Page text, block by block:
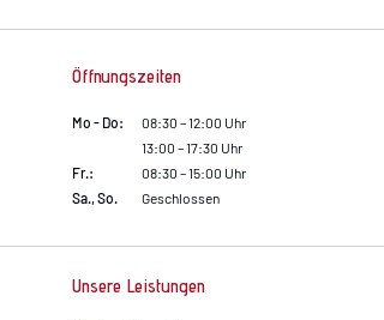
Öffnungszeiten
Mo - Do:
Fr.:
Sa., So.
08:30 – 12:00 Uhr
13:00 – 17:30 Uhr
08:30 – 15:00 Uhr
Geschlossen
Unsere Leistungen